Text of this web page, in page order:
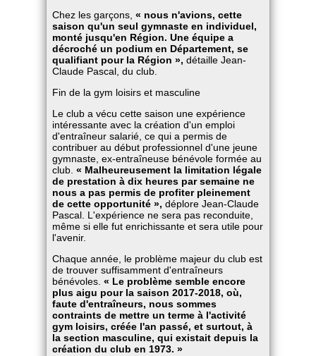
Chez les garçons,« nous n'avions, cette
saison qu'un seul gymnaste en individuel,
monté jusqu'en Région. Une équipe a
décroché un podium en Département, se
qualifiant pour la Région », détaille Jean-
Claude Pascal, du club.
Fin de la gym loisirs et masculine
Le club a vécu cette saison une expérience
intéressante avec la création d'un emploi
d'entraîneur salarié, ce qui a permis de
contribuer au début professionnel d'une jeune
gymnaste, ex-entraîneuse bénévole formée au
club.« Malheureusement la limitation légale
de prestation à dix heures par semaine ne
nous a pas permis de profiter pleinement
de cette opportunité », déplore Jean-Claude
Pascal. L'expérience ne sera pas reconduite,
même si elle fut enrichissante et sera utile pour
l'avenir.
Chaque année, le problème majeur du club est
de trouver suffisamment d'entraîneurs
bénévoles.« Le problème semble encore
plus aigu pour la saison 2017-2018, où,
faute d'entraîneurs, nous sommes
contraints de mettre un terme à l'activité
gym loisirs, créée l'an passé, et surtout, à
la section masculine, qui existait depuis la
création du club en 1973. »